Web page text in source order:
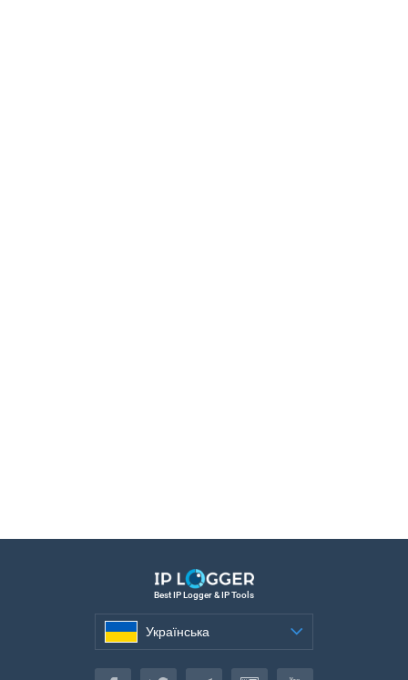
Best IP Logger & IP Tools
Українська
Українська